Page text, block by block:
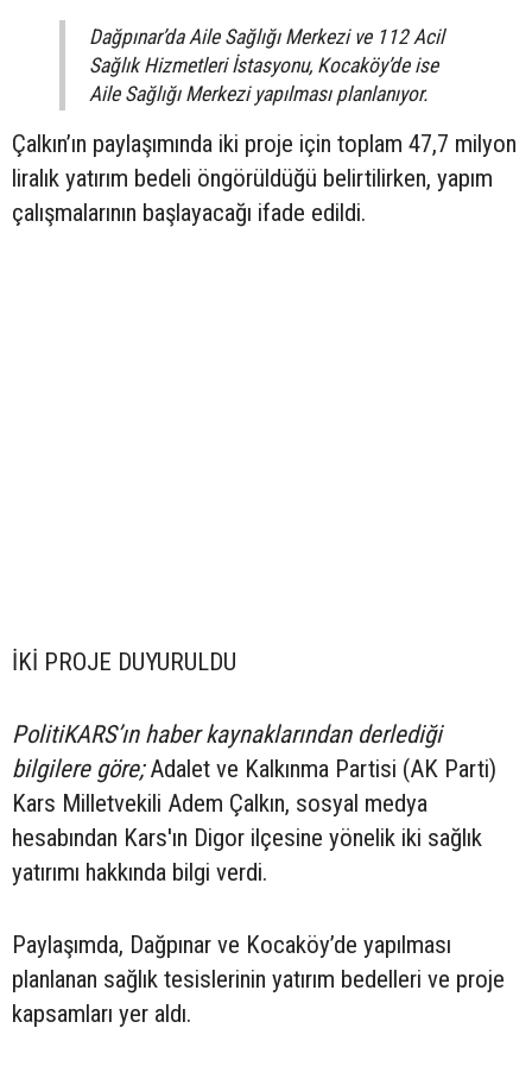
Dağpınar’da Aile Sağlığı Merkezi ve 112 Acil
Sağlık Hizmetleri İstasyonu, Kocaköy’de ise
Aile Sağlığı Merkezi yapılması planlanıyor.
Çalkın’ın paylaşımında iki proje için toplam 47,7 milyon
liralık yatırım bedeli öngörüldüğü belirtilirken, yapım
çalışmalarının başlayacağı ifade edildi.
İKİ PROJE DUYURULDU
PolitiKARS’ın haber kaynaklarından derlediği
bilgilere göre;Adalet ve Kalkınma Partisi (AK Parti)
Kars Milletvekili Adem Çalkın, sosyal medya
hesabından Kars'ın Digor ilçesine yönelik iki sağlık
yatırımı hakkında bilgi verdi.
Paylaşımda, Dağpınar ve Kocaköy’de yapılması
planlanan sağlık tesislerinin yatırım bedelleri ve proje
kapsamları yer aldı.